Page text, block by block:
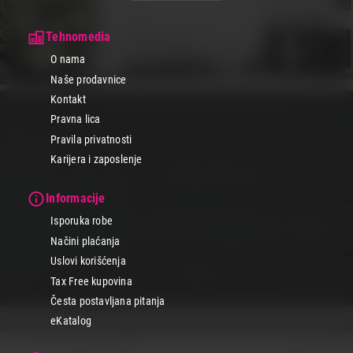
Tehnomedia
O nama
Naše prodavnice
Kontakt
Pravna lica
Pravila privatnosti
Karijera i zaposlenje
Informacije
Isporuka robe
Načini plaćanja
Uslovi korišćenja
Tax Free kupovina
Česta postavljana pitanja
eKatalog